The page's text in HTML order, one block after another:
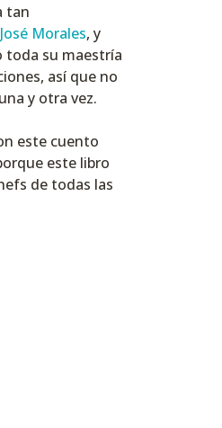
tan
José Morales, y
toda su maestría
así que no
y otra vez.
este cuento
este libro
de todas las